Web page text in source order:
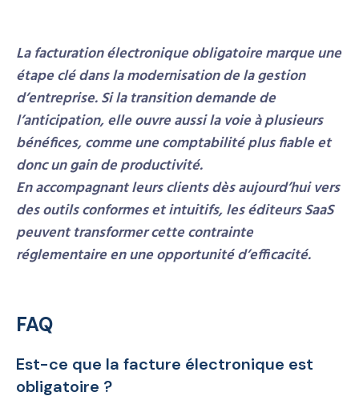
La facturation électronique obligatoire marque une
étape clé dans la modernisation de la gestion
d’entreprise. Si la transition demande de
l’anticipation, elle ouvre aussi la voie à plusieurs
bénéfices, comme une comptabilité plus fiable et
donc un gain de productivité.
En accompagnant leurs clients dès aujourd’hui vers
des outils conformes et intuitifs, les éditeurs SaaS
peuvent transformer cette contrainte
réglementaire en une opportunité d’efficacité.
FAQ
Est-ce que la facture électronique est
obligatoire ?